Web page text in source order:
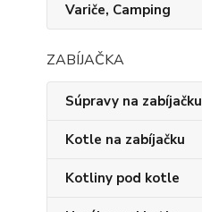
Variče, Camping
ZABÍJAČKA
Súpravy na zabíjačku
Kotle na zabíjačku
Kotliny pod kotle